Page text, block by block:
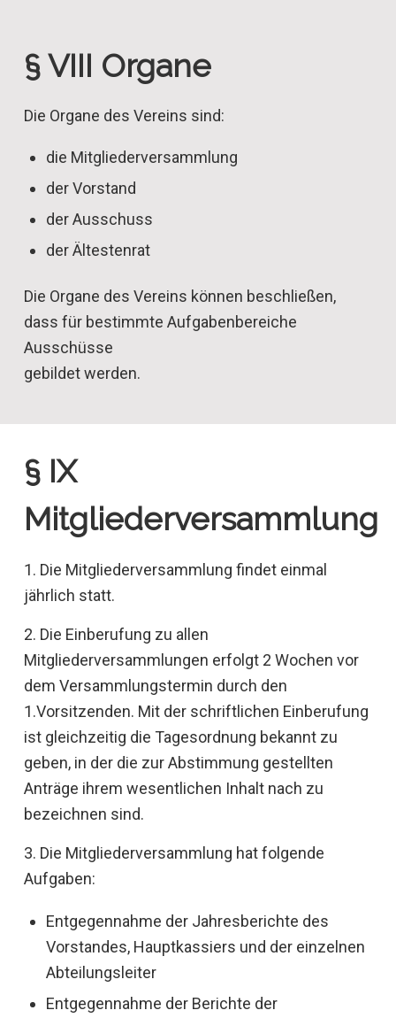
§ VIII Organe
Die Organe des Vereins sind:
die Mitgliederversammlung
der Vorstand
der Ausschuss
der Ältestenrat
Die Organe des Vereins können beschließen,
dass für bestimmte Aufgabenbereiche
Ausschüsse
gebildet werden.
§ IX
Mitgliederversammlung
1. Die Mitgliederversammlung findet einmal
jährlich statt.
2. Die Einberufung zu allen
Mitgliederversammlungen erfolgt 2 Wochen vor
dem Versammlungstermin durch den
1.Vorsitzenden. Mit der schriftlichen Einberufung
ist gleichzeitig die Tagesordnung bekannt zu
geben, in der die zur Abstimmung gestellten
Anträge ihrem wesentlichen Inhalt nach zu
bezeichnen sind.
3. Die Mitgliederversammlung hat folgende
Aufgaben:
Entgegennahme der Jahresberichte des
Vorstandes, Hauptkassiers und der einzelnen
Abteilungsleiter
Entgegennahme der Berichte der